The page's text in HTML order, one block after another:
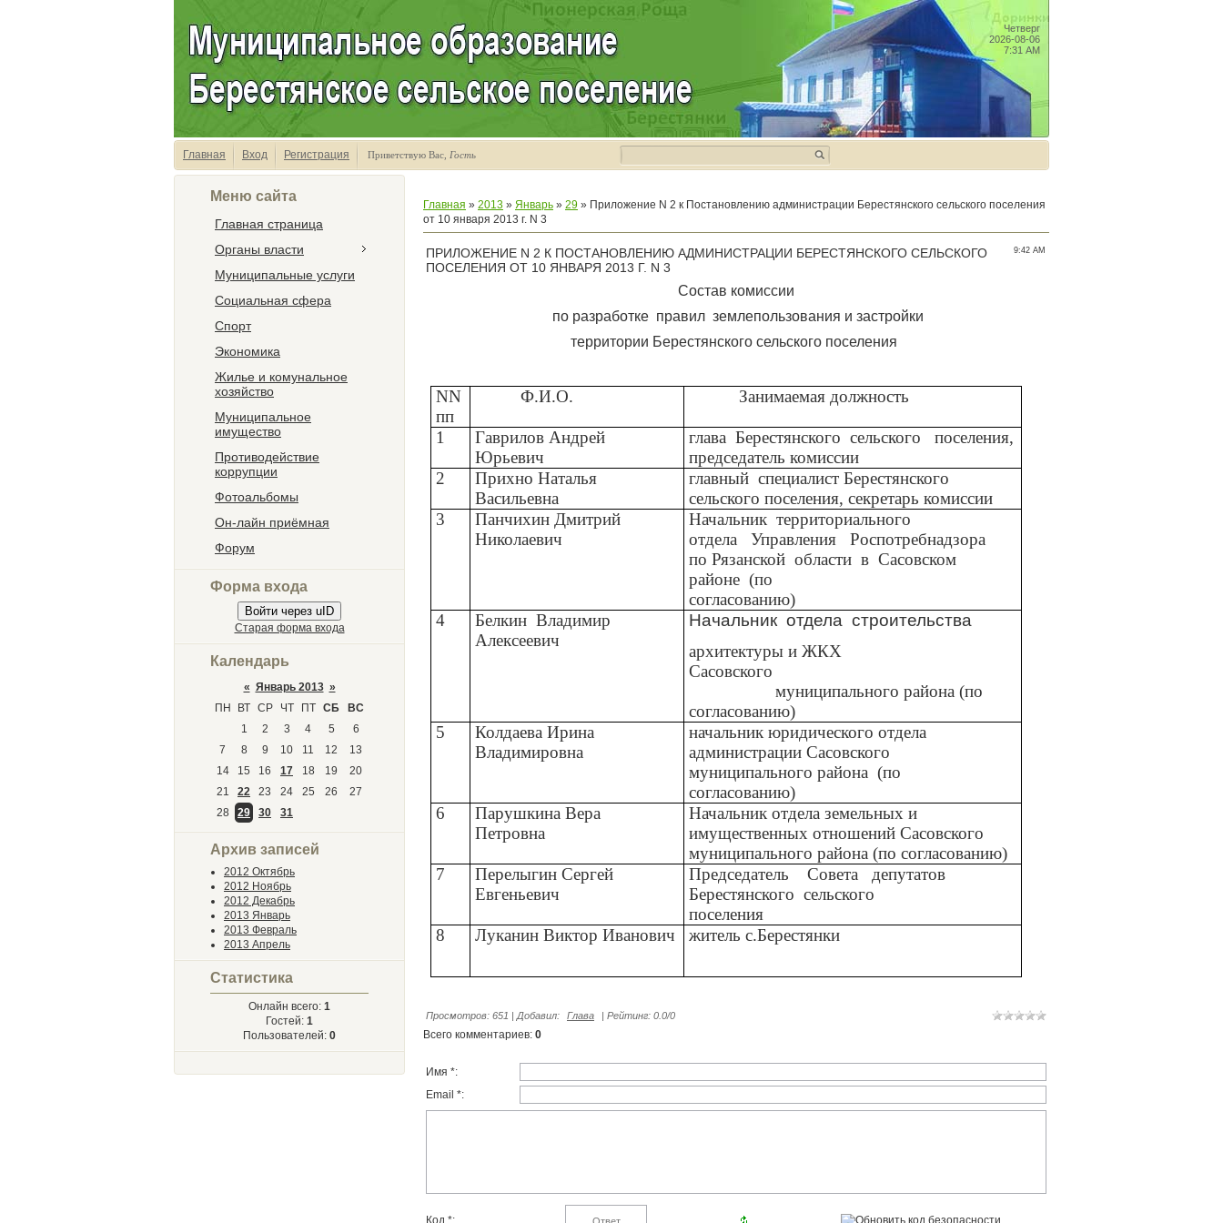
Четверг
2026-08-06
7:31 AM
Главная Вход Регистрация Приветствую Вас Гость
Меню сайта
Главная страница
Органы власти
Муниципальные услуги
Социальная сфера
Спорт
Экономика
Жилье и комунальное
хозяйство
Муниципальное
имущество
Противодействие
коррупции
Фотоальбомы
Он-лайн приёмная
Форум
Форма входа
Войти через uID
Старая форма входа
Календарь
« Январь 2013 »
ПН
ВТ СР ЧТ ПТ СБ
ВС
1
2 3 4 5
6
7
8 9 10 11 12
13
14
15 16 17 18 19
20
21
22 23 24 25 26
27
28
29 30 31
Архив записей
2012 Октябрь
2012 Ноябрь
2012 Декабрь
2013 Январь
2013 Февраль
2013 Апрель
Статистика
Онлайн всего: 1
Гостей: 1
Пользователей: 0
Главная » 2013 » Январь » 29 » Приложение N 2 к Постановлению администрации Берестянского сельского поселения
от 10 января 2013 г. N 3
9:42 AM
ПРИЛОЖЕНИЕ N 2 К ПОСТАНОВЛЕНИЮ АДМИНИСТРАЦИИ БЕРЕСТЯНСКОГО СЕЛЬСКОГО
ПОСЕЛЕНИЯ ОТ 10 ЯНВАРЯ 2013 Г. N 3
Состав комиссии
по разработке правил землепользования и застройки
территории Берестянского сельского поселения
NN
пп
Ф.И.О. Занимаемая должность
1
Гаврилов Андрей
Юрьевич
глава Берестянского сельского
поселения,
председатель комиссии
2
Прихно Наталья
Васильевна
главный специалист Берестянского
сельского поселения, секретарь комиссии
3
Панчихин Дмитрий
Николаевич
Начальник территориального
отдела
Управления
Роспотребнадзора
по Рязанской области в Сасовском
районе (по
согласованию)
4
Белкин Владимир
Алексеевич
Начальник отдела строительства
архитектуры и ЖКХ
Сасовского
муниципального района (по
согласованию)
5
Колдаева Ирина
Владимировна
начальник юридического отдела
администрации Сасовского
муниципального района (по
согласованию)
6
Парушкина Вера
Петровна
Начальник отдела земельных и
имущественных отношений Сасовского
муниципального района (по согласованию)
7
Перелыгин Сергей
Евгеньевич
Председатель Совета
депутатов
Берестянского сельского
поселения
8
Луканин Виктор Иванович житель с.Берестянки
Просмотров: 651 | Добавил: Глава | Рейтинг: 0.0/0
Всего комментариев: 0
Имя *:
Email *:
Код *: